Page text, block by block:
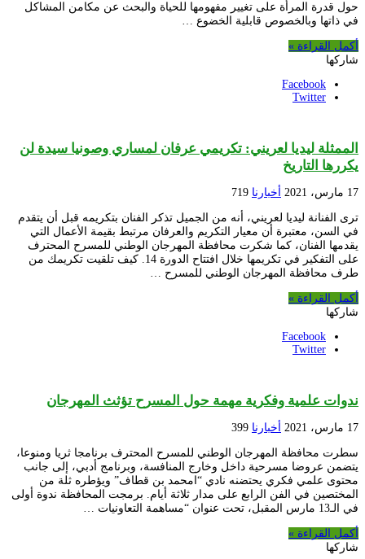
حول قدرة المرأة على تغيير مفهومها للحياة والبحث عن مكامن المشاكل
في ذاتها وبالخصوص قابلية الخضوع …
أكمل القراءة »
شاركها
Facebook
Twitter
الممثلة ليديا لعريني: تكريمي عرفان لمساري وصونيا سيدة لن
يكررها التاريخ
17 مارس، 2021 أخبارنا 719
ترى الفنانة ليديا لعريني، أنه من الجميل تذكر الفنان بتكريمه قبل أن يتقدم
في السن، معتبرة أن معيار التكريم والعرفان مرتبط بقيمة الأعمال التي
يقدمها الفنان، كما شكرت محافظة المهرجان الوطني للمسرح المحترف
على التفكير في تكريمها خلال افتتاح الدورة 14. كيف تلقيت تكريمك من
طرف محافظة المهرجان الوطني للمسرح …
أكمل القراءة »
شاركها
Facebook
Twitter
ندوات علمية وفكرية مهمة حول المسرح تؤثث المهرجان
17 مارس، 2021 أخبارنا 399
سطرت محافظة المهرجان الوطني للمسرح المحترف برنامجا ثريا ومنوعا،
يتضمن عروضا مسرحية داخل وخارج المنافسة، وبرنامج أدبي، إلى جانب
محتوى علمي فكري يحتضنه نادي “امحمد بن قطاف” ويؤطره ثلة من
المختصين في الفن الرابع على مدار ثلاثة أيام. برمجت المحافظة ندوة أولى
في الـ13 مارس المقبل، تحت عنوان “مساهمة التعاونيات …
أكمل القراءة »
شاركها